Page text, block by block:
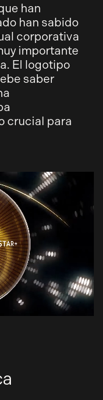
han
han sabido
corporativa
importante
El logotipo
saber
crucial para